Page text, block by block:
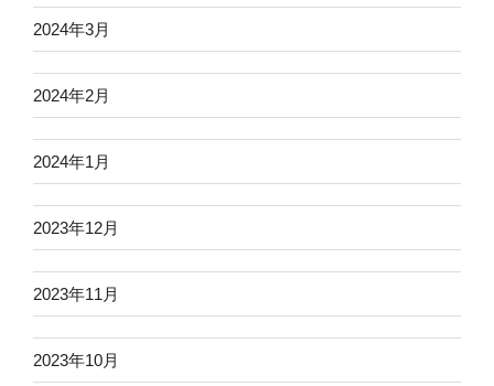
2024年3月
2024年2月
2024年1月
2023年12月
2023年11月
2023年10月